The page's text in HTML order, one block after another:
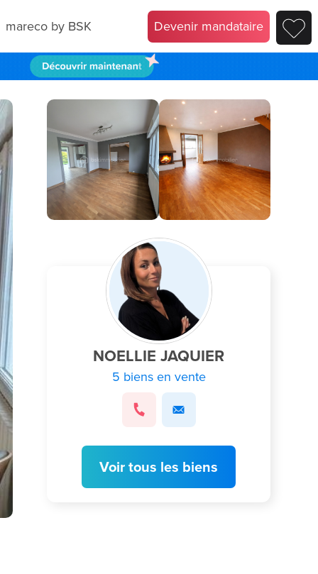
mareco by BSK Devenir mandataire
NOELLIE JAQUIER
5 biens en vente
Voir tous les biens